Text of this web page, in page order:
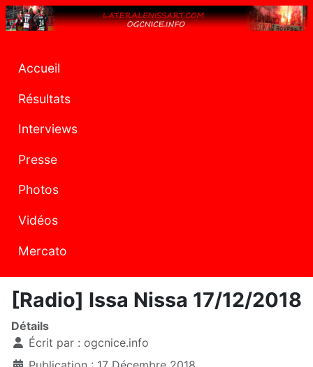
Accueil
Résultats
Interviews
Presse
Photos
Vidéos
Mercato
[Radio] Issa Nissa 17/12/2018
Détails
Écrit par : ogcnice.info